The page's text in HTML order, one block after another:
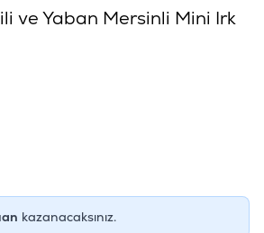
ve Yaban Mersinli Mini Irk
kazanacaksınız.